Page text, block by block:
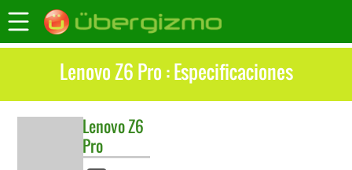
Lenovo Z6 Pro : Especificaciones
LenovoZ6
Pro